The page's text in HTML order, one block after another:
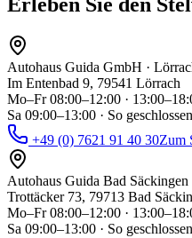
Erleben Sie den
Autohaus Guida GmbH ·
Im Entenbad 9, 79541 Lörrach
Mo–Fr 08:00–12:00 ·
Sa 09:00–13:00 · So geschlossen
+49 (0) 7621 91 40 30Zum
Autohaus Guida Bad
Trottäcker 73, 79713 Bad
Mo–Fr 08:00–12:00 ·
Sa 09:00–13:00 · So geschlossen